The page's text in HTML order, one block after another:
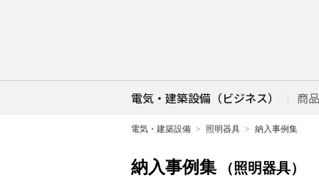
電気・建築設備（ビジネス） 商
電気・建築設備 照明器具 納入事例集
納入事例集 （照明器具）